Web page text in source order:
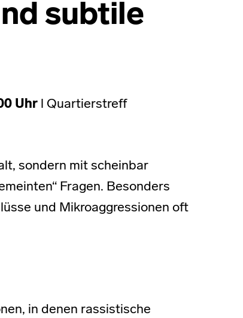
subtile
Uhr l Quartierstreff
sondern mit scheinbar
Fragen. Besonders
und Mikroaggressionen oft
in denen rassistische